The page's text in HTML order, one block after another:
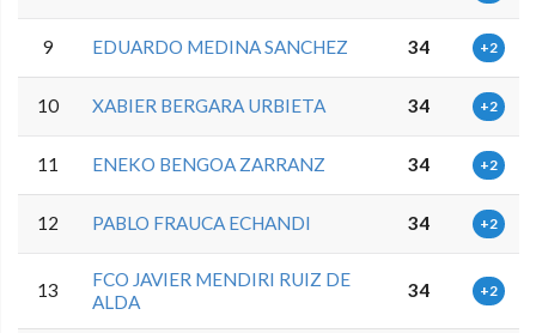
9 EDUARDO MEDINA SANCHEZ 34 +2
10 XABIER BERGARA URBIETA 34 +2
11 ENEKO BENGOA ZARRANZ 34 +2
12 PABLO FRAUCA ECHANDI 34 +2
13
FCO JAVIER MENDIRI RUIZ DE
ALDA
34 +2